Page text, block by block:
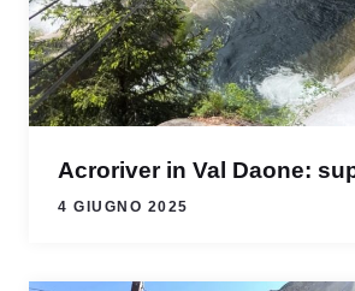
Acroriver in Val Daone:
4 GIUGNO 2025